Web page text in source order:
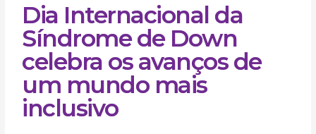
Dia Internacional da
Síndrome de Down
celebra os avanços de
um mundo mais
inclusivo